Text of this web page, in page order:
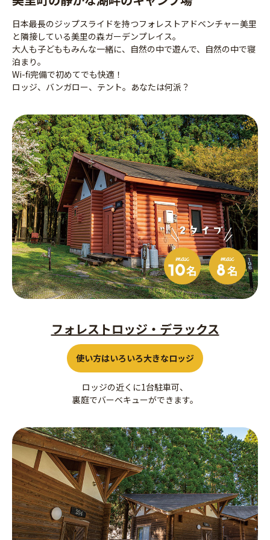
日本最長のジップスライドを持つフォレストアドベンチャー美里
と隣接している美里の森ガーデンプレイス。
大人も子どももみんな一緒に、自然の中で遊んで、自然の中で寝
泊まり。
Wi-fi完備で初めてでも快適！
ロッジ、バンガロー、テント。あなたは何派？
フォレストロッジ・デラックス
使い方はいろいろ大きなロッジ
ロッジの近くに1台駐車可、
裏庭でバーベキューができます。